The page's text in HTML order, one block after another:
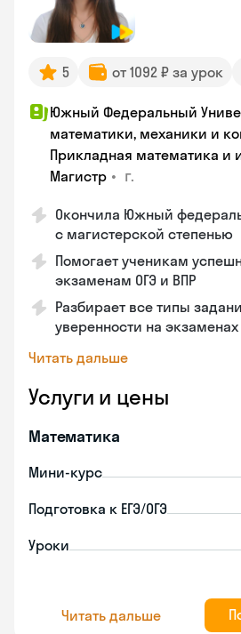
5 от 1092 ₽ за урок
Южный Федеральный
математики, механики и
Прикладная математика и
Магистр • г.
Окончила Южный
с магистерской степенью
Помогает ученикам
экзаменам ОГЭ и ВПР
Разбирает все типы
уверенности на экзаменах
Читать дальше
Услуги и цены
Математика
Мини-курс
Подготовка к ЕГЭ/ОГЭ
Уроки
Читать дальше